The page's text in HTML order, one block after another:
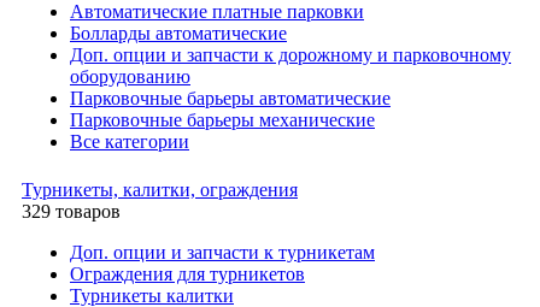
Автоматические платные парковки
Болларды автоматические
Доп. опции и запчасти к дорожному и парковочному
оборудованию
Парковочные барьеры автоматические
Парковочные барьеры механические
Все категории
Турникеты, калитки, ограждения
329 товаров
Доп. опции и запчасти к турникетам
Ограждения для турникетов
Турникеты калитки